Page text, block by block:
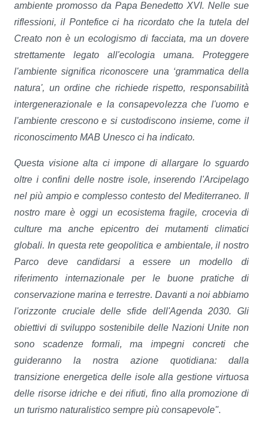
ambiente promosso da Papa Benedetto XVI. Nelle sue
riflessioni, il Pontefice ci ha ricordato che la tutela del
Creato non è un ecologismo di facciata, ma un dovere
strettamente legato all'ecologia umana. Proteggere
l'ambiente significa riconoscere una ‘grammatica della
natura', un ordine che richiede rispetto, responsabilità
intergenerazionale e la consapevolezza che l'uomo e
l'ambiente crescono e si custodiscono insieme, come il
riconoscimento MAB Unesco ci ha indicato.
Questa visione alta ci impone di allargare lo sguardo
oltre i confini delle nostre isole, inserendo l'Arcipelago
nel più ampio e complesso contesto del Mediterraneo. Il
nostro mare è oggi un ecosistema fragile, crocevia di
culture ma anche epicentro dei mutamenti climatici
globali. In questa rete geopolitica e ambientale, il nostro
Parco deve candidarsi a essere un modello di
riferimento internazionale per le buone pratiche di
conservazione marina e terrestre. Davanti a noi abbiamo
l'orizzonte cruciale delle sfide dell'Agenda 2030. Gli
obiettivi di sviluppo sostenibile delle Nazioni Unite non
sono scadenze formali, ma impegni concreti che
guideranno la nostra azione quotidiana: dalla
transizione energetica delle isole alla gestione virtuosa
delle risorse idriche e dei rifiuti, fino alla promozione di
un turismo naturalistico sempre più consapevole".